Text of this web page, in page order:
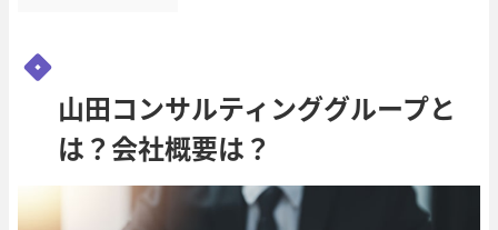
山田コンサルティンググループと
は？会社概要は？